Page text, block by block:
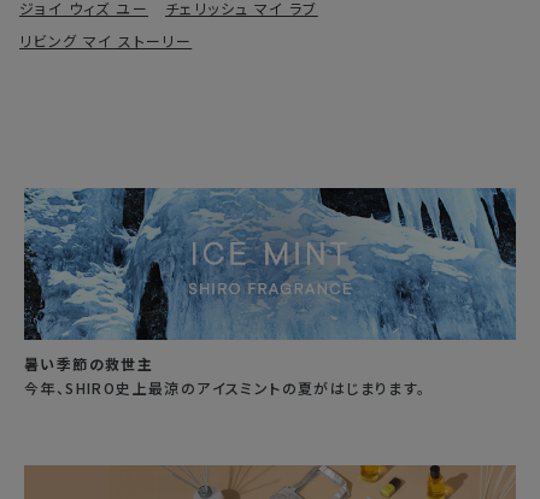
ジョイ ウィズ ユー
チェリッシュ マイ ラブ
リビング マイ ストーリー
暑い季節の救世主
今年、SHIRO史上最涼のアイスミントの夏がはじまります。